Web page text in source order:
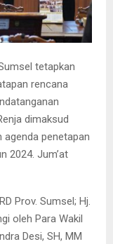
tetapkan
rencana
dimaksud
agenda penetapan
2024. Jum’at
Prov. Sumsel; Hj.
oleh Para Wakil
Desi, SH, MM